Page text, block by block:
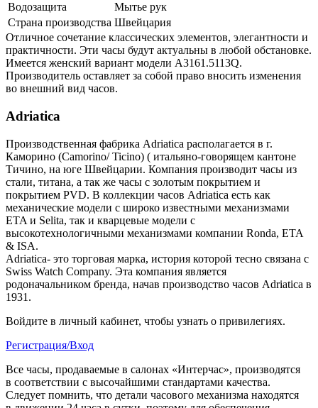
Водозащита
Мытье рук
Страна производства Швейцария
Отличное сочетание классических элементов, элегантности и
практичности. Эти часы будут актуальны в любой обстановке.
Имеется женский вариант модели A3161.5113Q.
Производитель оставляет за собой право вносить изменения
во внешний вид часов.
Adriatica
Производственная фабрика Adriatica располагается в г.
Каморино (Camorino/ Ticino) ( итальяно-говорящем кантоне
Тичино, на юге Швейцарии. Компания производит часы из
стали, титана, а так же часы с золотым покрытием и
покрытием PVD. В коллекции часов Adriatica есть как
механические модели с широко известными механизмами
ETA и Selita, так и кварцевые модели с
высокотехнологичными механизмами компании Ronda, ETA
& ISA.
Adriatica- это торговая марка, история которой тесно связана с
Swiss Watch Company. Эта компания является
родоначальником бренда, начав производство часов Adriatica в
1931.
Войдите в личный кабинет, чтобы узнать о привилегиях.
Регистрация/Вход
Все часы, продаваемые в салонах «Интерчас», производятся
в соответствии с высочайшими стандартами качества.
Следует помнить, что детали часового механизма находятся